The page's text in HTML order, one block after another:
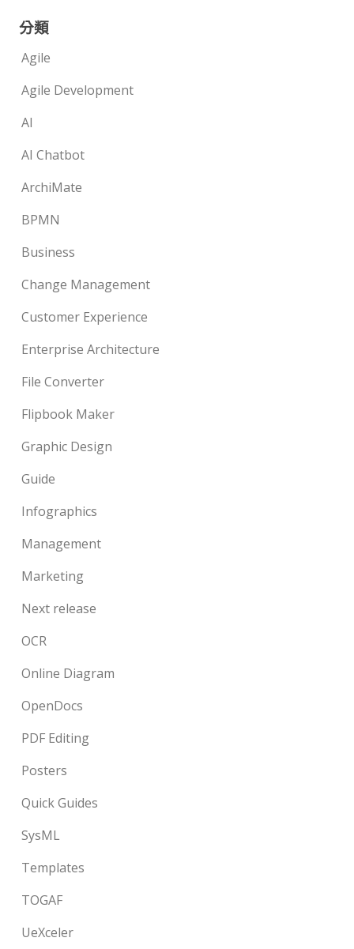
分類
Agile
Agile Development
AI
AI Chatbot
ArchiMate
BPMN
Business
Change Management
Customer Experience
Enterprise Architecture
File Converter
Flipbook Maker
Graphic Design
Guide
Infographics
Management
Marketing
Next release
OCR
Online Diagram
OpenDocs
PDF Editing
Posters
Quick Guides
SysML
Templates
TOGAF
UeXceler